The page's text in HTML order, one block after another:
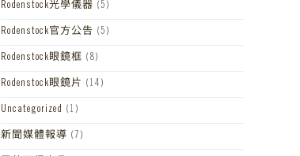
Rodenstock光學儀器 (5)
Rodenstock官方公告 (5)
Rodenstock眼鏡框 (8)
Rodenstock眼鏡片 (14)
Uncategorized (1)
新聞媒體報導 (7)